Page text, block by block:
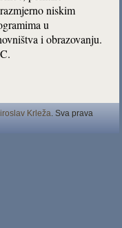
niskim
u
i obrazovanju.
Krleža. Sva prava